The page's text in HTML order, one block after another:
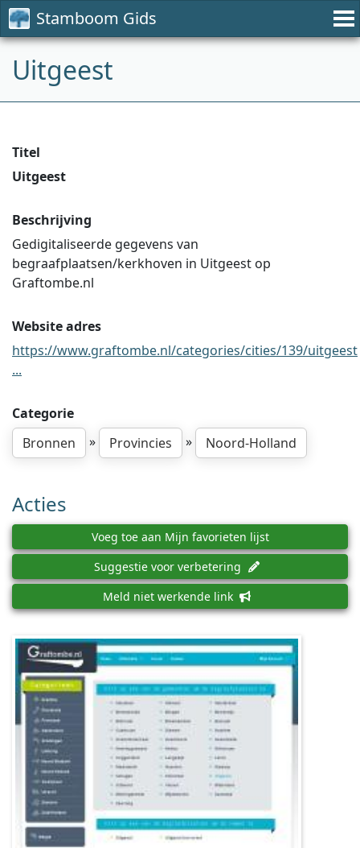
Stamboom Gids
Uitgeest
Titel
Uitgeest
Beschrijving
Gedigitaliseerde gegevens van
begraafplaatsen/kerkhoven in Uitgeest op
Graftombe.nl
Website adres
https://www.graftombe.nl/categories/cities/139/uitgeest
...
Categorie
Bronnen
» Provincies » Noord-Holland
Acties
Voeg toe aan Mijn favorieten lijst
Suggestie voor verbetering
Meld niet werkende link